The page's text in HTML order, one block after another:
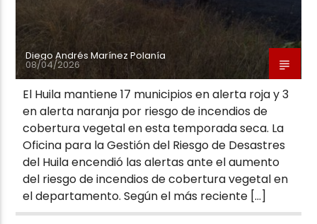
Neiva Estereo
Diego Andrés Marínez Polanía
08/04/2026
El Huila mantiene 17 municipios en alerta roja y 3
en alerta naranja por riesgo de incendios de
cobertura vegetal en esta temporada seca. La
Oficina para la Gestión del Riesgo de Desastres
del Huila encendió las alertas ante el aumento
del riesgo de incendios de cobertura vegetal en
el departamento. Según el más reciente […]